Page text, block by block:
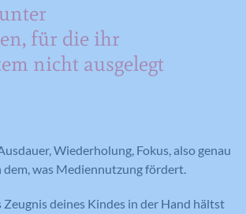
für die ihr
nicht ausgelegt
Wiederholung, Fokus, also genau
dem, was Mediennutzung fördert.
Zeugnis deines Kindes in der Hand hältst